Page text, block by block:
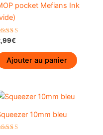
pocket Mefians Ink
5.00
sur 5
€
Ajouter au panier
10mm bleu